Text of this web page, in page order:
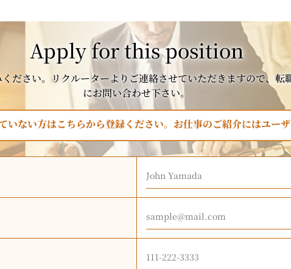
Apply for this position
ださい。リクルーターよりご連絡させていただきますので、転
にお問い合わせ下さい。
ない方はこちらから登録ください。お仕事のご紹介にはユーザ